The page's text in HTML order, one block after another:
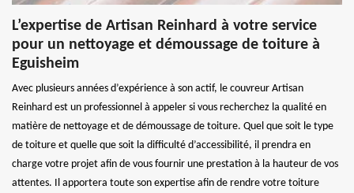
L’expertise de Artisan Reinhard à votre service
pour un nettoyage et démoussage de toiture à
Eguisheim
Avec plusieurs années d’expérience à son actif, le couvreur Artisan
Reinhard est un professionnel à appeler si vous recherchez la qualité en
matière de nettoyage et de démoussage de toiture. Quel que soit le type
de toiture et quelle que soit la difficulté d’accessibilité, il prendra en
charge votre projet afin de vous fournir une prestation à la hauteur de vos
attentes. Il apportera toute son expertise afin de rendre votre toiture